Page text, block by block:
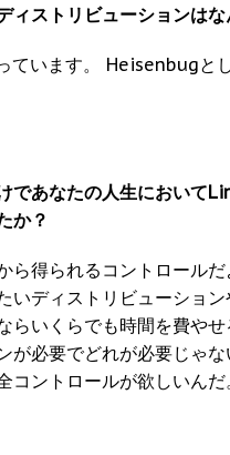
ストリビューションはな
ています。 Heisenbugと
であなたの人生において
か？
ら得られるコントロール
いディストリビューショ
らいくらでも時間を費や
が必要でどれが必要じゃな
コントロールが欲しいんだ